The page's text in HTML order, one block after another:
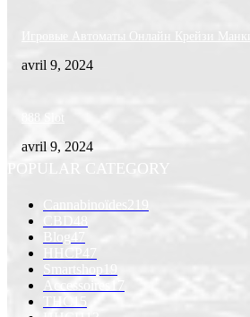
Игровые Автоматы Онлайн Крейзи Манки
avril 9, 2024
888 Slot
avril 9, 2024
POPULAR CATEGORY
Cannabinoïdes 219
48
Blog
HHCP 47
Smartshop 19
Accessoires
17
THC
15